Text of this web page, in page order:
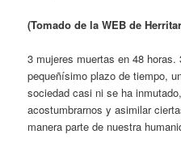
(Tomado de la WEB de
3 mujeres muertas en 48
pequeñísimo plazo de tiempo,
sociedad casi ni se ha
acostumbrarnos y asimilar
manera parte de nuestra